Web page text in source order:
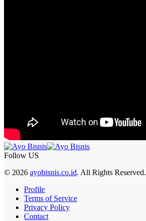
Follow US
© 2026 ayobisnis.co.id. All Rights Reserved.
Profile
Terms of Service
Privacy Policy
Contact